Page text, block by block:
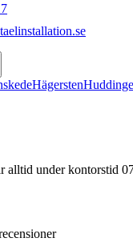
HägerstenHuddinge
alltid under kontorstid